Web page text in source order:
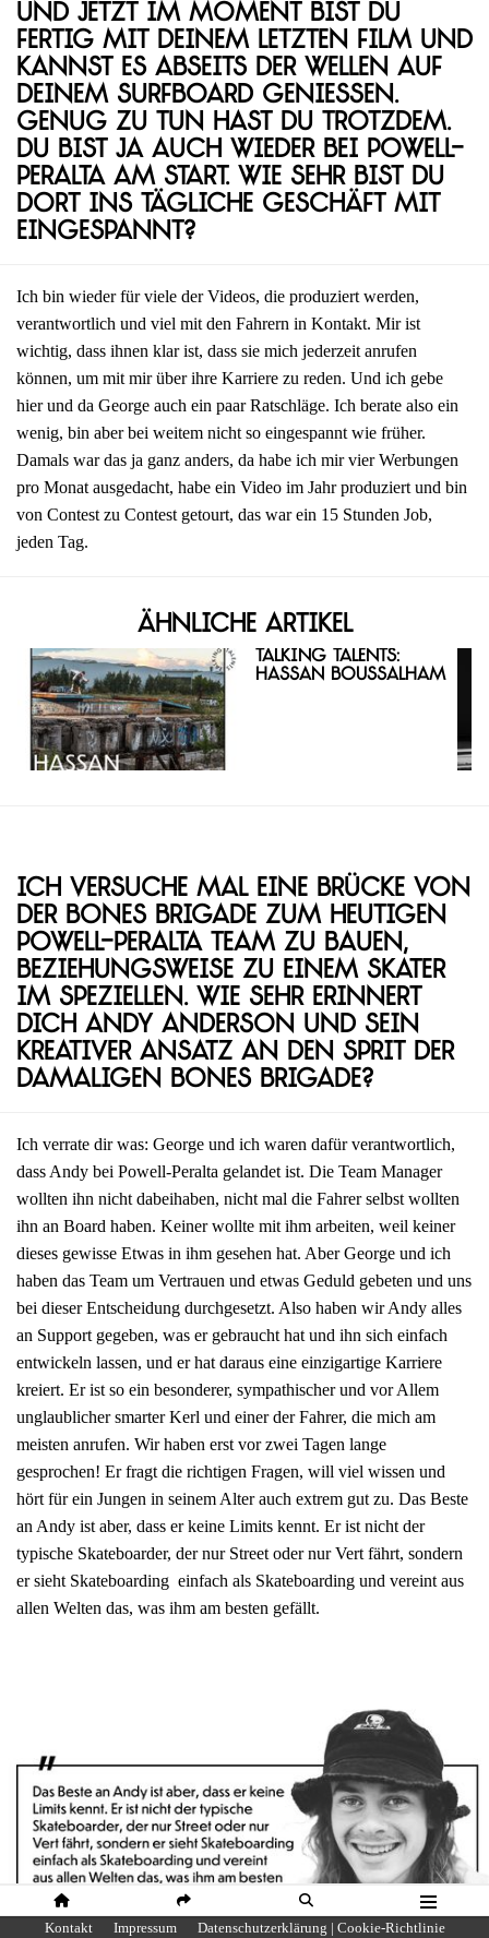
HOME SHARE SUCHE MENÜ
Und jetzt im Moment bist du
fertig mit deinem letzten Film und
kannst es abseits der Wellen auf
deinem Surfboard genießen.
Genug zu tun hast du trotzdem.
Du bist ja auch wieder bei Powell-
Peralta am Start. Wie sehr bist du
dort ins tägliche Geschäft mit
eingespannt?
Ich bin wieder für viele der Videos, die produziert werden,
verantwortlich und viel mit den Fahrern in Kontakt. Mir ist
wichtig, dass ihnen klar ist, dass sie mich jederzeit anrufen
können, um mit mir über ihre Karriere zu reden. Und ich gebe
hier und da George auch ein paar Ratschläge. Ich berate also ein
wenig, bin aber bei weitem nicht so eingespannt wie früher.
Damals war das ja ganz anders, da habe ich mir vier Werbungen
pro Monat ausgedacht, habe ein Video im Jahr produziert und bin
von Contest zu Contest getourt, das war ein 15 Stunden Job,
jeden Tag.
Ähnliche Artikel
Talking Talents:
Hassan Boussalham
Ich versuche mal eine Brücke von
der Bones Brigade zum heutigen
Powell-Peralta Team zu bauen,
beziehungsweise zu einem Skater
im Speziellen. Wie sehr erinnert
dich Andy Anderson und sein
kreativer Ansatz an den Sprit der
damaligen Bones Brigade?
Ich verrate dir was: George und ich waren dafür verantwortlich,
dass Andy bei Powell-Peralta gelandet ist. Die Team Manager
wollten ihn nicht dabeihaben, nicht mal die Fahrer selbst wollten
ihn an Board haben. Keiner wollte mit ihm arbeiten, weil keiner
dieses gewisse Etwas in ihm gesehen hat. Aber George und ich
haben das Team um Vertrauen und etwas Geduld gebeten und uns
bei dieser Entscheidung durchgesetzt. Also haben wir Andy alles
an Support gegeben, was er gebraucht hat und ihn sich einfach
entwickeln lassen, und er hat daraus eine einzigartige Karriere
kreiert. Er ist so ein besonderer, sympathischer und vor Allem
unglaublicher smarter Kerl und einer der Fahrer, die mich am
meisten anrufen. Wir haben erst vor zwei Tagen lange
gesprochen! Er fragt die richtigen Fragen, will viel wissen und
hört für ein Jungen in seinem Alter auch extrem gut zu. Das Beste
an Andy ist aber, dass er keine Limits kennt. Er ist nicht der
typische Skateboarder, der nur Street oder nur Vert fährt, sondern
er sieht Skateboarding einfach als Skateboarding und vereint aus
allen Welten das, was ihm am besten gefällt.
Kontakt Impressum Datenschutzerklärung | Cookie-Richtlinie